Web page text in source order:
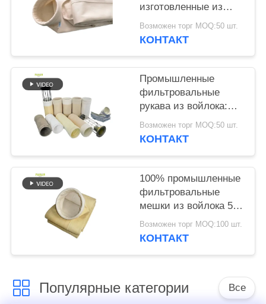
изготовленные из
фильтровальной
ткани P84 плотностью
промышленных
систем пылеудаления
и фильтрации
Возможен торг MOQ:50 шт.
КОНТАКТ
Промышленные
фильтровальные
рукава из войлока:
полиэстер, Nomex,
PTFE, PPS, P84,
цементной, угольной,
горнодобывающей,
сталелитейной
смежных отраслях
Возможен торг MOQ:50 шт.
КОНТАКТ
100% промышленные
фильтровальные
мешки из войлока 550
г/м² из Nomex с
PTFE-мембраной
Возможен торг MOQ:100 шт.
КОНТАКТ
Популярные категории Все